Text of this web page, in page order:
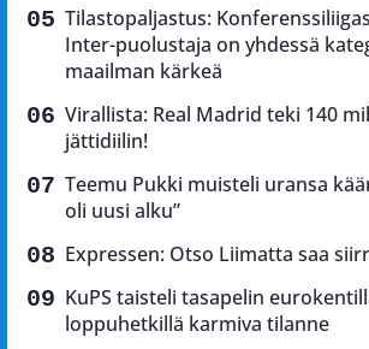
Tilastopaljastus:
Inter-puolustaja on yhdessä
maailman kärkeä
Virallista: Real Madrid teki 140
jättidiilin!
Teemu Pukki muisteli uransa
oli uusi alku”
Expressen: Otso Liimatta saa
KuPS taisteli tasapelin
loppuhetkillä karmiva tilanne